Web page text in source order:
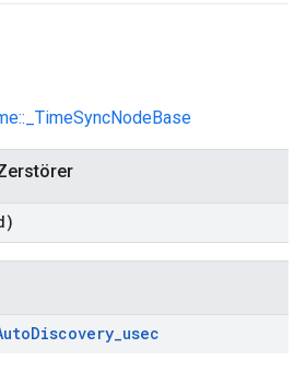
Discovery_usec